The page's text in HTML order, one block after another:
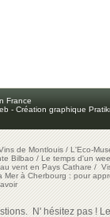
France
- Création graphique
de Montlouis/L'Eco-
Bilbao/Le temps d'un
vent en Pays Cathare/
Mer à Cherbourg : pour
N' hésitez pas !